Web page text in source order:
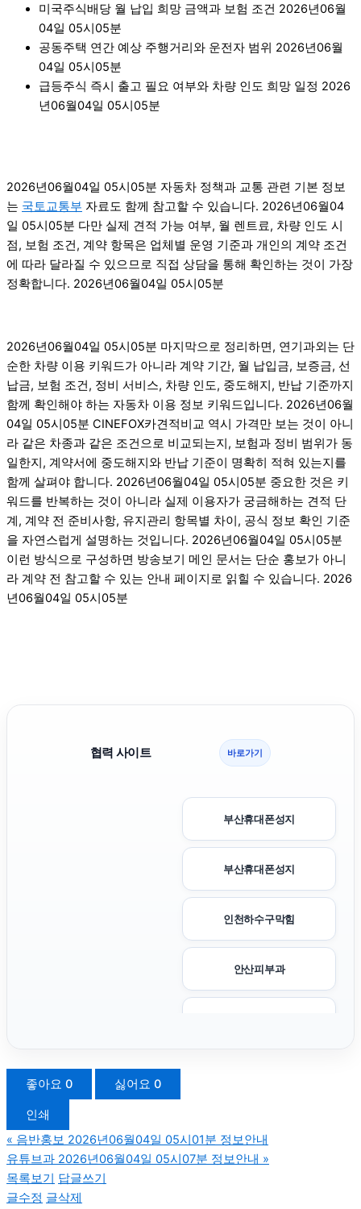
미국주식배당 월 납입 희망 금액과 보험 조건 2026년06월
04일 05시05분
공동주택 연간 예상 주행거리와 운전자 범위 2026년06월
04일 05시05분
급등주식 즉시 출고 필요 여부와 차량 인도 희망 일정 2026
년06월04일 05시05분
2026년06월04일 05시05분 자동차 정책과 교통 관련 기본 정보
는 국토교통부 자료도 함께 참고할 수 있습니다. 2026년06월04
일 05시05분 다만 실제 견적 가능 여부, 월 렌트료, 차량 인도 시
점, 보험 조건, 계약 항목은 업체별 운영 기준과 개인의 계약 조건
에 따라 달라질 수 있으므로 직접 상담을 통해 확인하는 것이 가장
정확합니다. 2026년06월04일 05시05분
2026년06월04일 05시05분 마지막으로 정리하면, 연기과외는 단
순한 차량 이용 키워드가 아니라 계약 기간, 월 납입금, 보증금, 선
납금, 보험 조건, 정비 서비스, 차량 인도, 중도해지, 반납 기준까지
함께 확인해야 하는 자동차 이용 정보 키워드입니다. 2026년06월
04일 05시05분 CINEFOX카견적비교 역시 가격만 보는 것이 아니
라 같은 차종과 같은 조건으로 비교되는지, 보험과 정비 범위가 동
일한지, 계약서에 중도해지와 반납 기준이 명확히 적혀 있는지를
함께 살펴야 합니다. 2026년06월04일 05시05분 중요한 것은 키
워드를 반복하는 것이 아니라 실제 이용자가 궁금해하는 견적 단
계, 계약 전 준비사항, 유지관리 항목별 차이, 공식 정보 확인 기준
을 자연스럽게 설명하는 것입니다. 2026년06월04일 05시05분
이런 방식으로 구성하면 방송보기 메인 문서는 단순 홍보가 아니
라 계약 전 참고할 수 있는 안내 페이지로 읽힐 수 있습니다. 2026
년06월04일 05시05분
협력 사이트 바로가기
부산휴대폰성지
부산휴대폰성지
인천하수구막힘
안산피부과
서울암요양병원
좋아요 0 싫어요 0
인쇄
« 음반홍보 2026년06월04일 05시01분 정보안내
유튜브과 2026년06월04일 05시07분 정보안내 »
목록보기 답글쓰기
글수정 글삭제